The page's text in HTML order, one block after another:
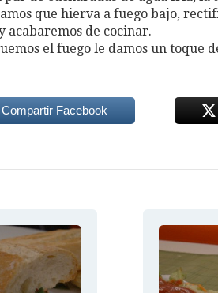
que hierva a fuego bajo,
acabaremos de cocinar.
el fuego le damos un toque
Compartir Facebook